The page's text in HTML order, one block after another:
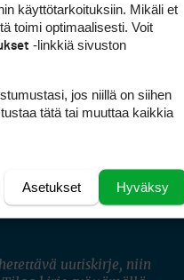
uutiskirje, niin
käyttötarkoituksiin. Mikäli et
toimi optimaalisesti. Voit
-linkkiä sivuston
jos niillä on siihen
tätä tai muuttaa kaikkia
Hyväksy
Asetukset